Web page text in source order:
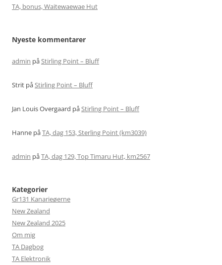
TA, bonus, Waitewaewae Hut
Nyeste kommentarer
admin påStirling Point – Bluff
Strit påStirling Point – Bluff
Jan Louis Overgaard påStirling Point – Bluff
Hanne påTA, dag 153, Sterling Point (km3039)
admin påTA, dag 129, Top Timaru Hut, km2567
Kategorier
Gr131 Kanarieøerne
New Zealand
New Zealand 2025
Om mig
TA Dagbog
TA Elektronik